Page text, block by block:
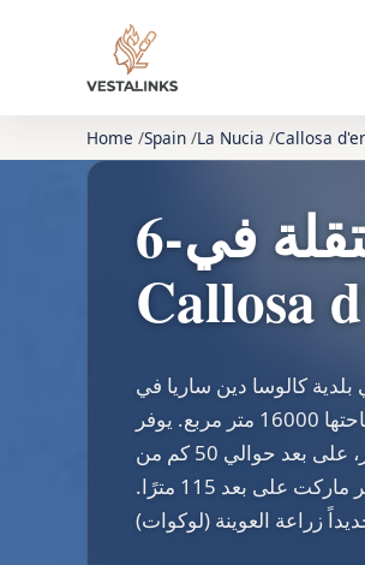
Home Spain La Nucia Callosa
6-غرفة نوم فيلا مستقلة في
Callosa
380 مترًا مربعًا في بلدية كالوسا دين ساريا في
مقاطعة أليكانتي. تقع العقارات على قطعة أرض مساحتها 16000 متر مربع. يوفر
المشروع 6 غرف نوم و4 حمامات. الموقع داخل البر، على بعد حوالي 50 كم من
مدينة أليكانتي، في وادي نهر غواداليست. يقع أقرب سوبر ماركت على بعد 115 مترًا.